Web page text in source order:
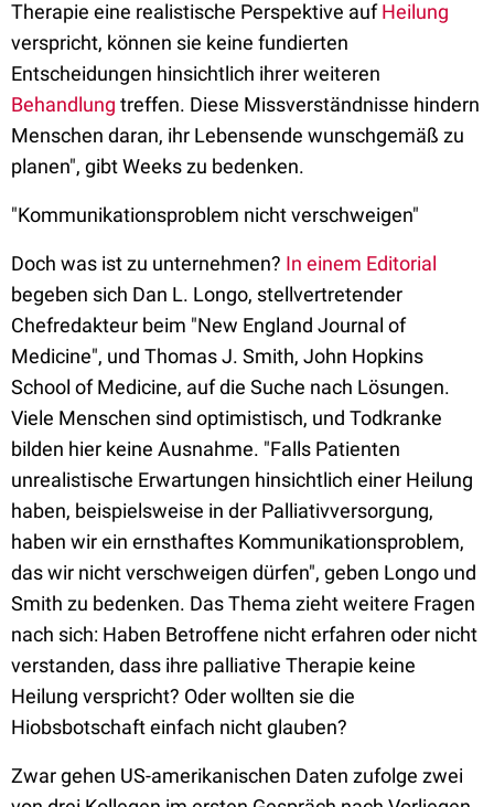
Therapie eine realistische Perspektive aufHeilung
verspricht, können sie keine fundierten
Entscheidungen hinsichtlich ihrer weiteren
Behandlung treffen. Diese Missverständnisse hindern
Menschen daran, ihr Lebensende wunschgemäß zu
planen", gibt Weeks zu bedenken.
"Kommunikationsproblem nicht verschweigen"
Doch was ist zu unternehmen? In einem Editorial
begeben sich Dan L. Longo, stellvertretender
Chefredakteur beim "New England Journal of
Medicine", und Thomas J. Smith, John Hopkins
School of Medicine, auf die Suche nach Lösungen.
Viele Menschen sind optimistisch, und Todkranke
bilden hier keine Ausnahme. "Falls Patienten
unrealistische Erwartungen hinsichtlich einer Heilung
haben, beispielsweise in der Palliativversorgung,
haben wir ein ernsthaftes Kommunikationsproblem,
das wir nicht verschweigen dürfen", geben Longo und
Smith zu bedenken. Das Thema zieht weitere Fragen
nach sich: Haben Betroffene nicht erfahren oder nicht
verstanden, dass ihre palliative Therapie keine
Heilung verspricht? Oder wollten sie die
Hiobsbotschaft einfach nicht glauben?
Zwar gehen US-amerikanischen Daten zufolge zwei